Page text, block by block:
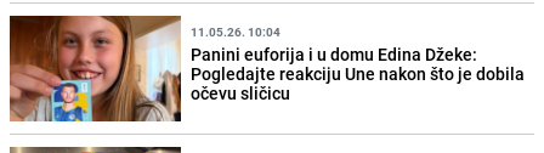
11.05.26. 10:04
Panini euforija i u domu Edina Džeke:
Pogledajte reakciju Une nakon što je dobila
očevu sličicu